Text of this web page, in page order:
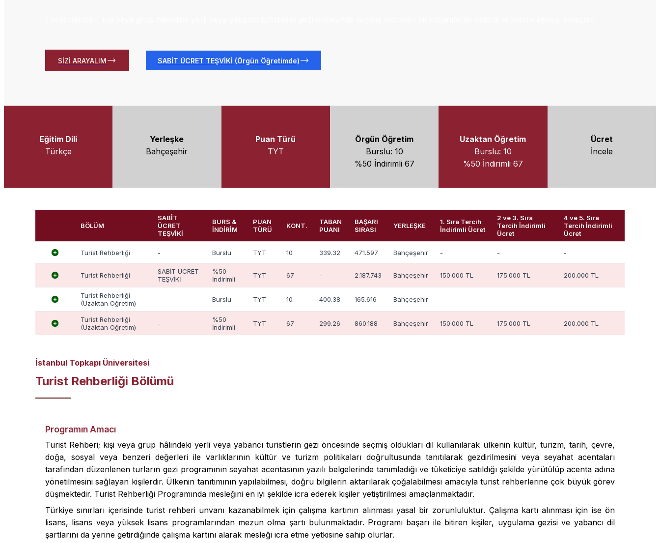
SİZİ ARAYALIM SABİT ÜCRET TEŞVİKİ (Örgün Öğretimde)
Eğitim Dili
Türkçe
Yerleşke
Bahçeşehir
Puan Türü
TYT
Örgün Öğretim
Burslu: 10
%50 İndirimli 67
Uzaktan Öğretim
Burslu: 10
%50 İndirimli 67
Ücret
İncele
BÖLÜM
SABİT
ÜCRET
TEŞVİKİ
BURS &
İNDİRİM
PUAN
TÜRÜ
KONT.
TABAN
PUANI
BAŞARI
SIRASI
YERLEŞKE
1. Sıra Tercih
İndirimli Ücret
2 ve 3. Sıra
Tercih İndirimli
Ücret
4 ve 5. Sıra
Tercih İndirimli
Ücret
Turist Rehberliği - Burslu TYT 10 339.32 471.597 Bahçeşehir - - -
Turist Rehberliği
SABİT ÜCRET
TEŞVİKİ
%50
İndirimli
TYT 67 - 2.187.743 Bahçeşehir 150.000 TL 175.000 TL 200.000 TL
Turist Rehberliği
(Uzaktan Öğretim)
- Burslu TYT 10 400.38 165.616 Bahçeşehir - - -
Turist Rehberliği
(Uzaktan Öğretim)
-
%50
İndirimli
TYT 67 299.26 860.188 Bahçeşehir 150.000 TL 175.000 TL 200.000 TL
İstanbul Topkapı Üniversitesi
Turist Rehberliği Bölümü
Programın Amacı
Turist Rehberi; kişi veya grup hâlindeki yerli veya yabancı turistlerin gezi öncesinde seçmiş oldukları dil kullanılarak ülkenin kültür, turizm, tarih, çevre,
doğa, sosyal veya benzeri değerleri ile varlıklarının kültür ve turizm politikaları doğrultusunda tanıtılarak gezdirilmesini veya seyahat acentaları
tarafından düzenlenen turların gezi programının seyahat acentasının yazılı belgelerinde tanımladığı ve tüketiciye satıldığı şekilde yürütülüp acenta adına
yönetilmesini sağlayan kişilerdir. Ülkenin tanıtımının yapılabilmesi, doğru bilgilerin aktarılarak çoğalabilmesi amacıyla turist rehberlerine çok büyük görev
düşmektedir. Turist Rehberliği Programında mesleğini en iyi şekilde icra ederek kişiler yetiştirilmesi amaçlanmaktadır.
Türkiye sınırları içerisinde turist rehberi unvanı kazanabilmek için çalışma kartının alınması yasal bir zorunluluktur. Çalışma kartı alınması için ise ön
lisans, lisans veya yüksek lisans programlarından mezun olma şartı bulunmaktadır. Programı başarı ile bitiren kişiler, uygulama gezisi ve yabancı dil
şartlarını da yerine getirdiğinde çalışma kartını alarak mesleği icra etme yetkisine sahip olurlar.